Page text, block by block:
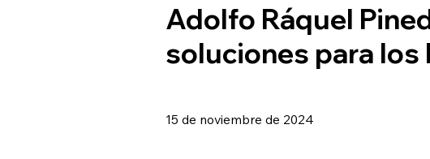
Adolfo Ráquel
soluciones para los
15 de noviembre de 2024